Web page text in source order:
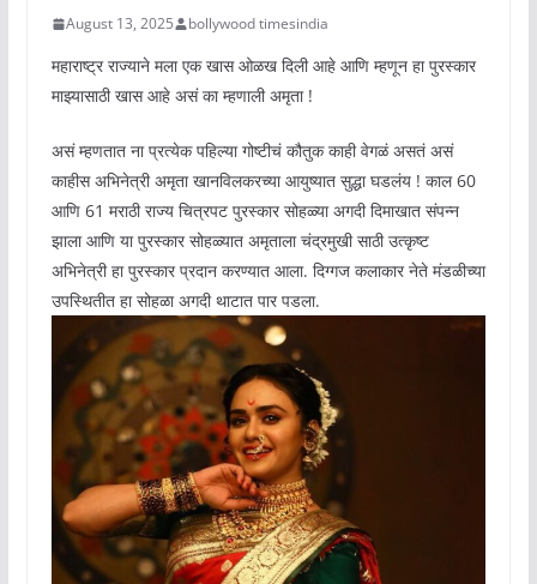
August 13, 2025 bollywood timesindia
महाराष्ट्र राज्याने मला एक खास ओळख दिली आहे आणि म्हणून हा पुरस्कार
माझ्यासाठी खास आहे असं का म्हणाली अमृता !
असं म्हणतात ना प्रत्येक पहिल्या गोष्टीचं कौतुक काही वेगळं असतं असं
काहीस अभिनेत्री अमृता खानविलकरच्या आयुष्यात सुद्धा घडलंय ! काल 60
आणि 61 मराठी राज्य चित्रपट पुरस्कार सोहळ्या अगदी दिमाखात संपन्न
झाला आणि या पुरस्कार सोहळ्यात अमृताला चंद्रमुखी साठी उत्कृष्ट
अभिनेत्री हा पुरस्कार प्रदान करण्यात आला. दिग्गज कलाकार नेते मंडळीच्या
उपस्थितीत हा सोहळा अगदी थाटात पार पडला.